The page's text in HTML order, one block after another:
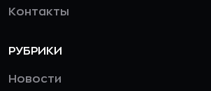
Контакты
РУБРИКИ
Новости